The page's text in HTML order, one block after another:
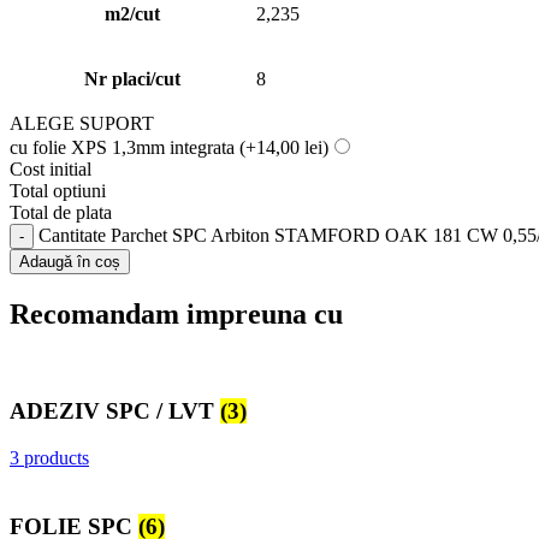
m2/cut 2,235
Nr placi/cut 8
ALEGE SUPORT
cu folie XPS 1,3mm integrata (+14,00 lei)
Cost initial
Total optiuni
Total de plata
Cantitate Parchet SPC Arbiton STAMFORD OAK 181 CW
Adaugă în coș
Recomandam impreuna cu
ADEZIV SPC / LVT (3)
3 products
FOLIE SPC (6)